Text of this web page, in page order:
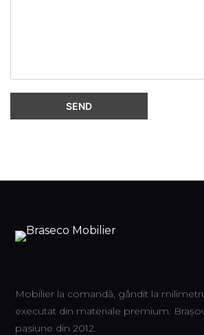
Mobilier la comandă, gândit la
executat din materiale premium.
pasiune din 2012.